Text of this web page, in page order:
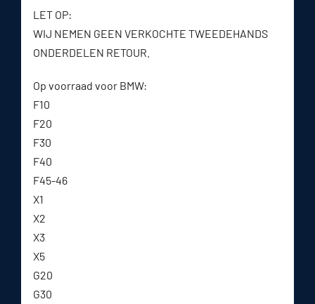
LET OP:
WIJ NEMEN GEEN VERKOCHTE TWEEDEHANDS
ONDERDELEN RETOUR.
Op voorraad voor BMW:
F10
F20
F30
F40
F45-46
X1
X2
X3
X5
G20
G30